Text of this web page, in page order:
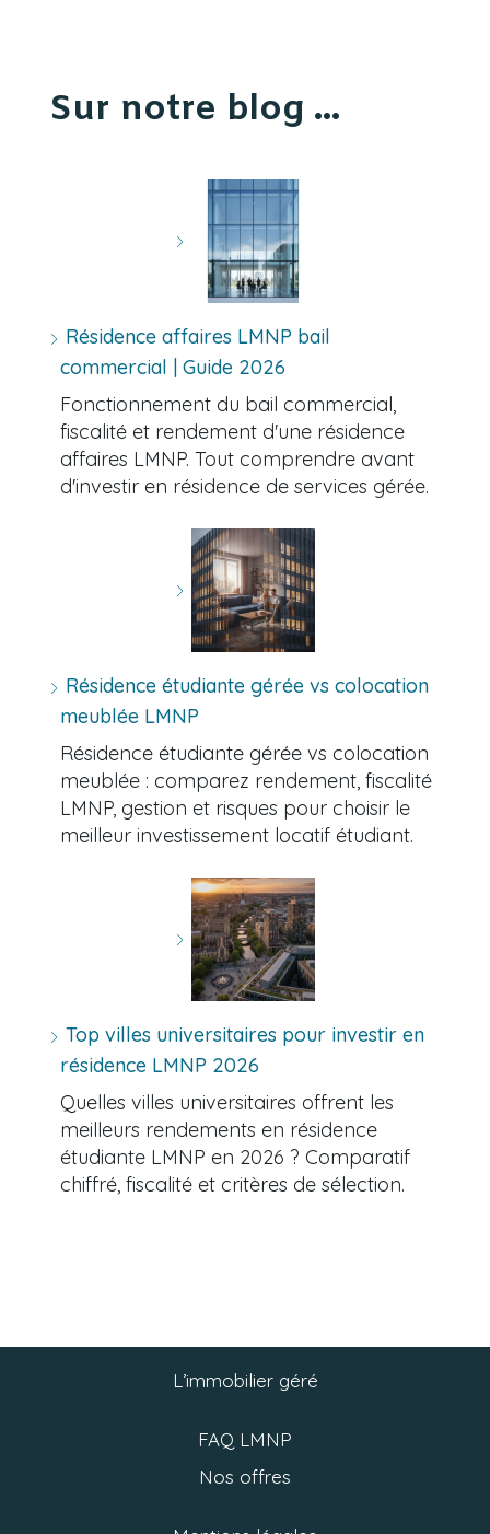
Sur notre blog ...
Résidence affaires LMNP bail
commercial | Guide 2026
Fonctionnement du bail commercial,
fiscalité et rendement d'une résidence
affaires LMNP. Tout comprendre avant
d'investir en résidence de services gérée.
Résidence étudiante gérée vs colocation
meublée LMNP
Résidence étudiante gérée vs colocation
meublée : comparez rendement, fiscalité
LMNP, gestion et risques pour choisir le
meilleur investissement locatif étudiant.
Top villes universitaires pour investir en
résidence LMNP 2026
Quelles villes universitaires offrent les
meilleurs rendements en résidence
étudiante LMNP en 2026 ? Comparatif
chiffré, fiscalité et critères de sélection.
L’immobilier géré
FAQ LMNP
Nos offres